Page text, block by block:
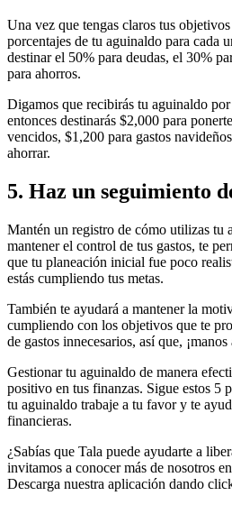
Una vez que tengas claros tus
porcentajes de tu aguinaldo para cada
destinar el 50% para deudas, el 30%
para ahorros.
Digamos que recibirás tu aguinaldo
entonces destinarás $2,000 para
vencidos, $1,200 para gastos
ahorrar.
5. Haz un seguimiento
Mantén un registro de cómo utilizas tu
mantener el control de tus gastos, te
que tu planeación inicial fue poco
estás cumpliendo tus metas.
También te ayudará a mantener la
cumpliendo con los objetivos que te
de gastos innecesarios, así que,
Gestionar tu aguinaldo de manera
positivo en tus finanzas. Sigue estos 5
tu aguinaldo trabaje a tu favor y te
financieras.
¿Sabías que Tala puede ayudarte a
invitamos a conocer más de nosotros
Descarga nuestra aplicación dando